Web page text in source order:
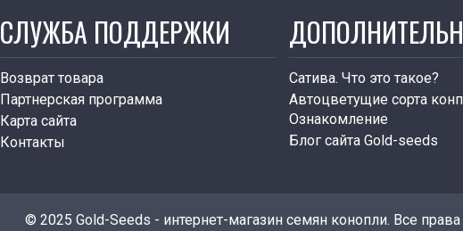
СЛУЖБА ПОДДЕРЖКИ
Возврат товара
Партнерская программа
Карта сайта
Контакты
Сатива. Что это такое?
Автоцветущие сорта
Ознакомление
Блог сайта Gold-seeds
© 2025 Gold-Seeds - интернет-магазин семян конопли. Все